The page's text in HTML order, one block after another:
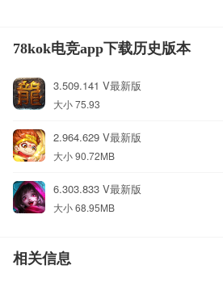
78kok电竞app下载历史版本
3.509.141 V最新版
大小 75.93
2.964.629 V最新版
大小 90.72MB
6.303.833 V最新版
大小 68.95MB
相关信息